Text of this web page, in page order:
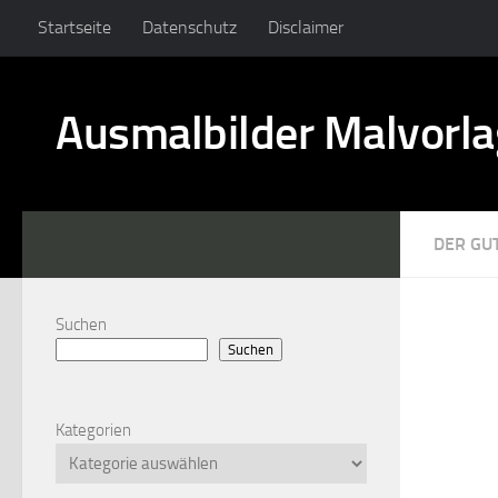
Startseite Datenschutz Disclaimer
Ausmalbilder
DER
Suchen
Suchen
Kategorien